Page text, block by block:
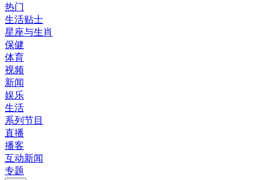
热门
生活贴士
星座与生肖
保健
体育
视频
新闻
娱乐
生活
系列节目
直播
播客
互动新闻
专题